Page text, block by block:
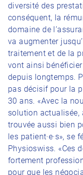
diversité des
conséquent, la
domaine de
va augmenter
traitement et de la
vont ainsi
depuis longtemps.
pas décisif pour la
30 ans. «Avec la
solution actualisée,
trouvée aussi bien
les patient·e·s», se
Physioswiss. «Ces
fortement
pour que les